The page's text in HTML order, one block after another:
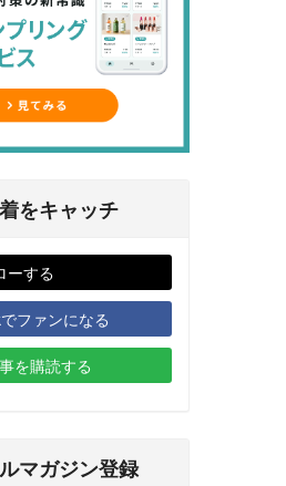
をキャッチ
ーする
ファンになる
を購読する
マガジン登録